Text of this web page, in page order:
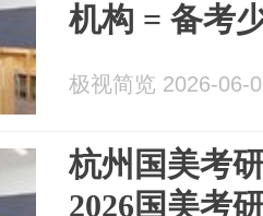
机构 = 备考
极视简览 2026-06-
杭州国美考
2026国美考